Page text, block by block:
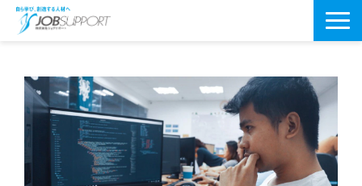
よくあるご質問
導入事例
お役立ちブログ